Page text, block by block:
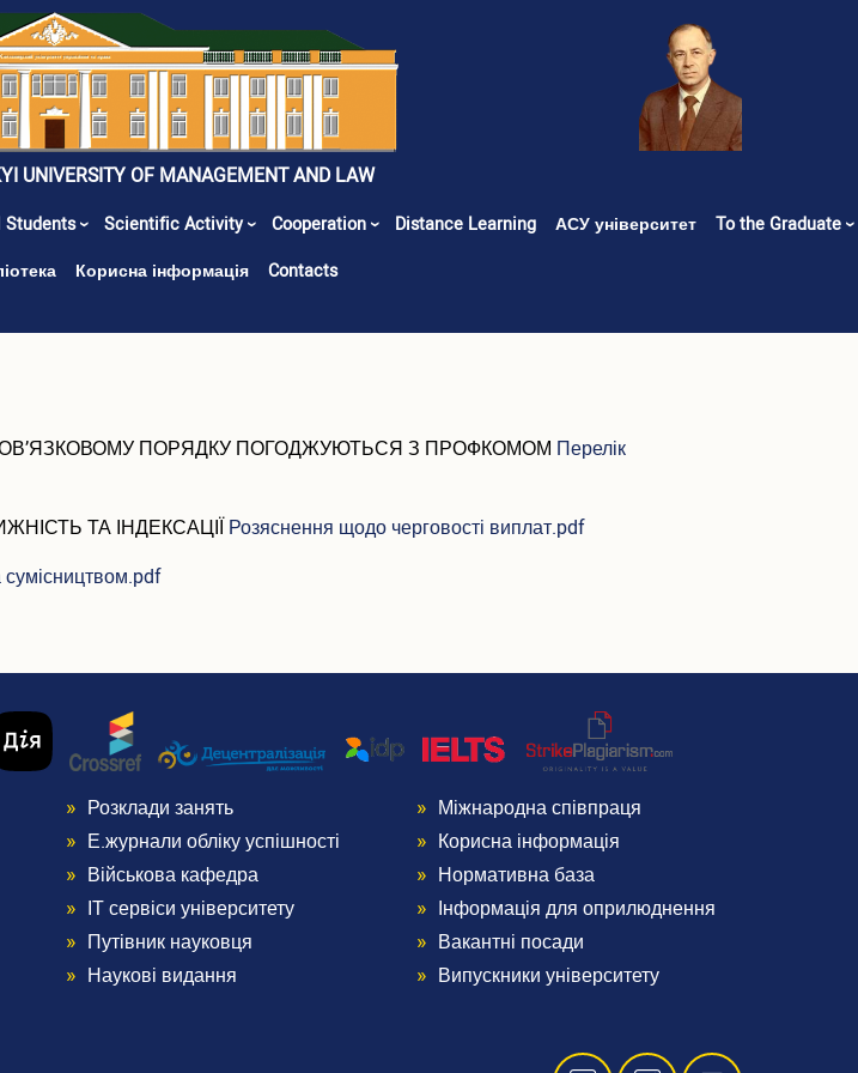
UNIVERSITY OF MANAGEMENT AND LAW
Students Scientific Activity Cooperation Distance Learning АСУ університет
To the Graduate
Корисна інформація Contacts
ПОРЯДКУ ПОГОДЖУЮТЬСЯ З ПРОФКОМОМ Перелік
ТА ІНДЕКСАЦІЇРозяснення щодо черговості виплат.pdf
сумісництвом.pdf
Menu
Footer
3
Розклади занять
Е.журнали обліку успішності
Військова кафедра
ІТ сервіси університету
Путівник науковця
Наукові видання
Menu
Footer
4
Міжнародна співпраця
Корисна інформація
Нормативна база
Інформація для оприлюднення
Вакантні посади
Випускники університету